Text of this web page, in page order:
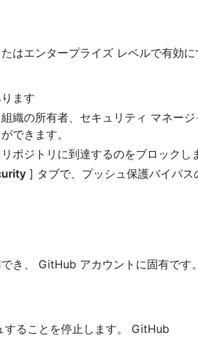
はエンタープライズ レベルで有効に
ます
織の所有者、セキュリティ マネージ
できます。
ポジトリに到達するのをブロックし
] タブで、プッシュ保護バイパス
き、 GitHub アカウントに固有です
することを停止します。 GitHub